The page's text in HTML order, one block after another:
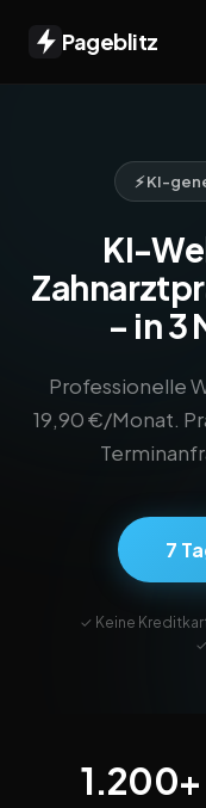
Pageblitz
⚡ KI-
KI-
– in 3
Professionelle
19,90 €/Monat.
7
✓ Keine
1.200+